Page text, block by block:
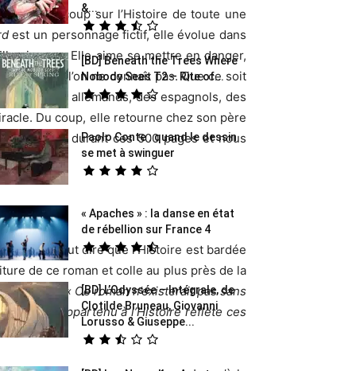
beaucoup sur l’Histoire de toute une
est un personnage fictif, elle évolue dans
aime ça. Elle aime se mettre en danger,
que l’on ne connaît pas. Que ce soit
Des allemands, des espagnols, des
Du coup, elle retourne chez son père
mille vies durant ces 500 pages et nous
Il faut dire que l’Histoire est bardée
de ce roman et colle au plus près de la
: « Ce roman n’existerait pas sans
ayant appartenu à l’Histoire reflète ces
&...
[BD] Beneath the Trees Where
Nobody Sees T2 – Rite of...
Paolo Conte : quand le dessin
se met à swinguer
« Apaches » : la danse en état
de rébellion sur France 4
[BD] L’Odyssée – Intégrale, de
Clotilde Bruneau, Giovanni
Lorusso & Giuseppe...